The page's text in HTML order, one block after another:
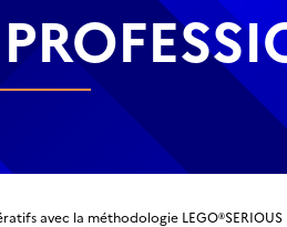
avec la méthodologie LEGO®SERIOUS